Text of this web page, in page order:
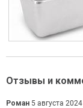
Отзывы и
Роман 5 августа